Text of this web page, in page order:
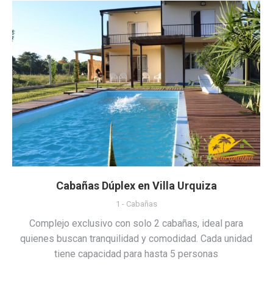
Cabañas Dúplex en Villa Urquiza
1 - Cabañas
Complejo exclusivo con solo 2 cabañas, ideal para
quienes buscan tranquilidad y comodidad. Cada unidad
tiene capacidad para hasta 5 personas